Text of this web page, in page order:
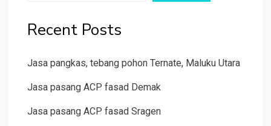
Recent Posts
Jasa pangkas, tebang pohon Ternate, Maluku Utara
Jasa pasang ACP fasad Demak
Jasa pasang ACP fasad Sragen